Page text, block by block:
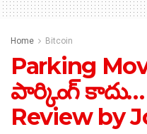
Home Bitcoin
Parking
పార్కింగ్
Review by